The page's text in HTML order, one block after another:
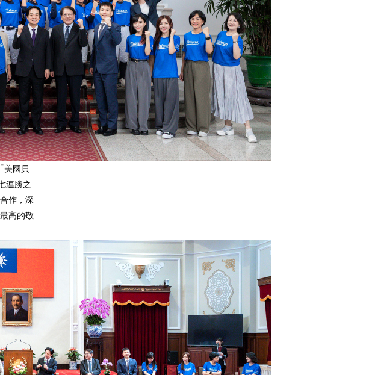
美國貝
連勝之
作，深
高的敬